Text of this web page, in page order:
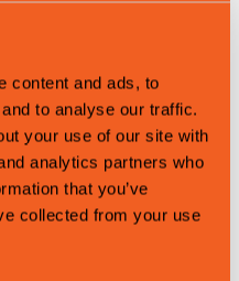
content and ads, to
to analyse our traffic.
your use of our site with
analytics partners who
that you’ve
collected from your use